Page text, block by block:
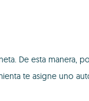
De esta manera,
te asigne uno